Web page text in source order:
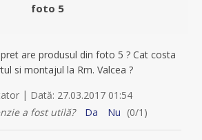
foto 5
are produsul din foto 5 ? Cat costa
si montajul la Rm. Valcea ?
| Dată: 27.03.2017 01:54
a fost utilă?
Da Nu (0/1 )